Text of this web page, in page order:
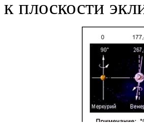
к плоскости